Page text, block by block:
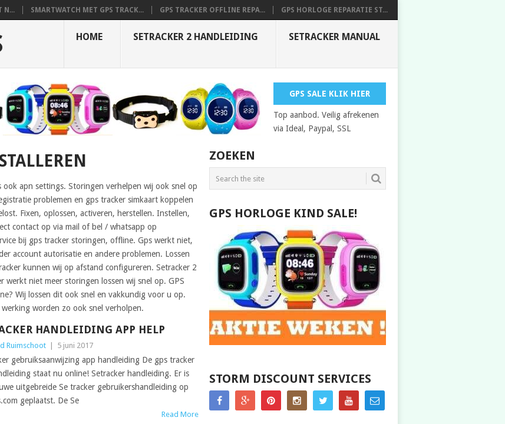
N... SMARTWATCH MET GPS TRACK... GPS TRACKER OFFLINE REPA... GPS HORLOGE REPARATIE ST...
HOME SETRACKER 2 HANDLEIDING SETRACKER MANUAL
GPS SALE KLIK HIER
Top aanbod. Veilig afrekenen
via Ideal, Paypal, SSL
apn settings. Storingen verhelpen wij ook snel op
problemen en gps tracker simkaart koppelen
Fixen, oplossen, activeren, herstellen. Instellen,
contact op via mail of bel / whatsapp op
bij gps tracker storingen, offline. Gps werkt niet,
account autorisatie en andere problemen. Lossen
kunnen wij op afstand configureren. Setracker 2
niet meer storingen lossen wij snel op. GPS
Wij lossen dit ook snel en vakkundig voor u op.
worden zo ook snel verholpen.
HANDLEIDING APP HELP
Ruimschoot 5 juni 2017
gebruiksaanwijzing app handleiding De gps tracker
staat nu online! Setracker handleiding. Er is
uitgebreide Se tracker gebruikershandleiding op
geplaatst. De Se
Read More
ZOEKEN
GPS HORLOGE KIND SALE!
STORM DISCOUNT SERVICES